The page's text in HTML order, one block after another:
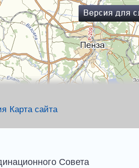
Карта сайта
Совета